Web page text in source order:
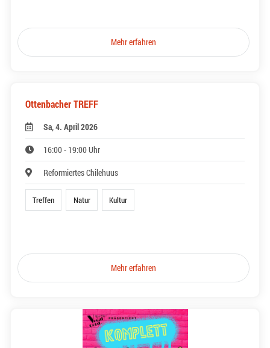
Mehr erfahren
Ottenbacher TREFF
Sa, 4. April 2026
16:00 - 19:00 Uhr
Reformiertes Chilehuus
Treffen Natur Kultur
Mehr erfahren